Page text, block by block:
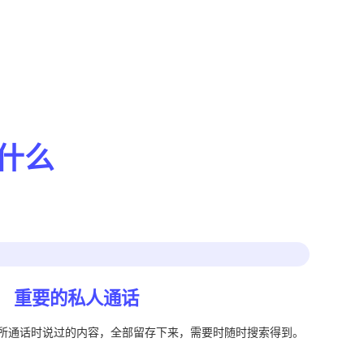
么
重要的私人通话
话时说过的内容，全部留存下来，需要时随时搜索得到。